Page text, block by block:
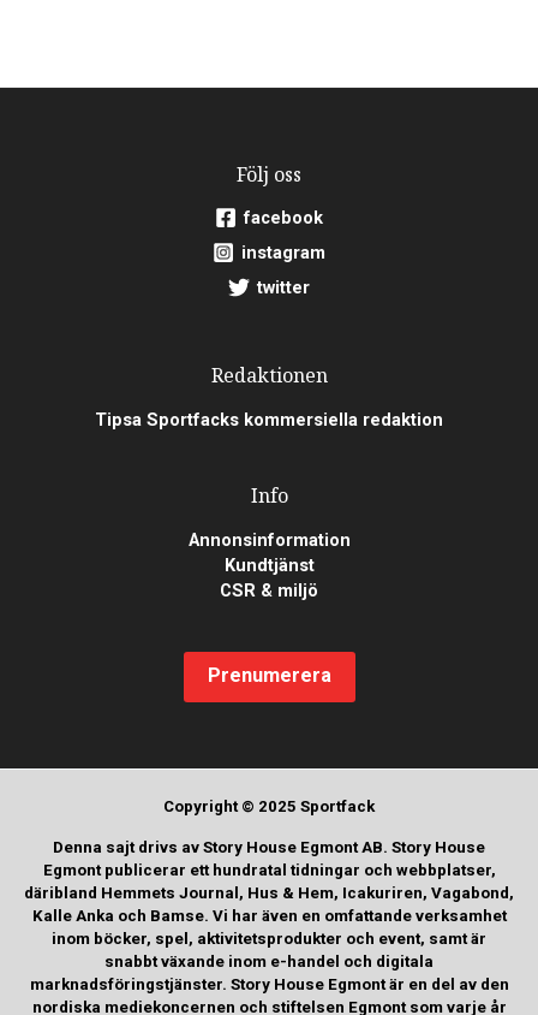
Följ oss
facebook
instagram
twitter
Redaktionen
Tipsa Sportfacks kommersiella redaktion
Info
Annonsinformation
Kundtjänst
CSR & miljö
Prenumerera
Copyright © 2025 Sportfack
Denna sajt drivs av Story House Egmont AB. Story House
Egmont publicerar ett hundratal tidningar och webbplatser,
däribland Hemmets Journal, Hus & Hem, Icakuriren, Vagabond,
Kalle Anka och Bamse. Vi har även en omfattande verksamhet
inom böcker, spel, aktivitetsprodukter och event, samt är
snabbt växande inom e-handel och digitala
marknadsföringstjänster. Story House Egmont är en del av den
nordiska mediekoncernen och stiftelsen Egmont som varje år